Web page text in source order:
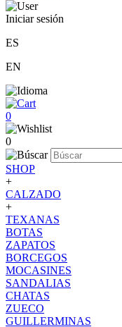
Iniciar sesión
ES
EN
0
0
SHOP
+
CALZADO
+
TEXANAS
BOTAS
ZAPATOS
BORCEGOS
MOCASINES
SANDALIAS
CHATAS
ZUECO
GUILLERMINAS